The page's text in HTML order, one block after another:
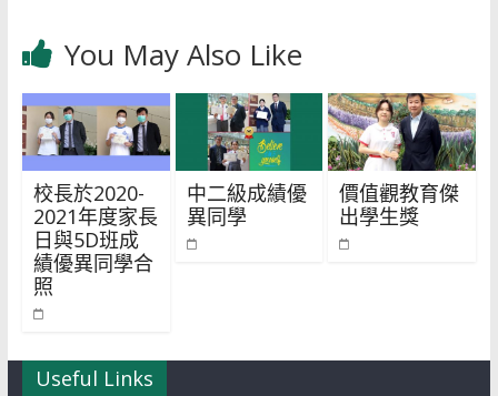
You May Also Like
校長於2020-
2021年度家長
日與5D班成
績優異同學合
照
中二級成績優
異同學
價值觀教育傑
出學生獎
Useful Links